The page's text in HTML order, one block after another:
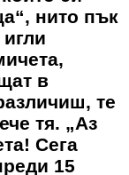
нито пък
в
те
тя. „Аз
Сега
15